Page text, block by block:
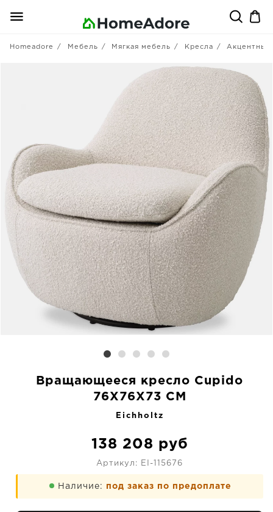
Homeadore Мебель Мягкая мебель Кресла Акцентные
Вращающееся кресло Cupido
76X76X73 CM
Eichholtz
138 208 руб
Артикул: EI-115676
Наличие: под заказ по предоплате